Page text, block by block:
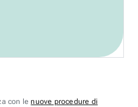
con lenuove procedure di